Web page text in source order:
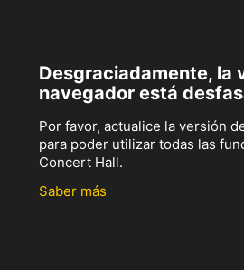
Desgraciadamente, la
navegador está
Por favor, actualice la versión
para poder utilizar todas las
Concert Hall.
Saber más